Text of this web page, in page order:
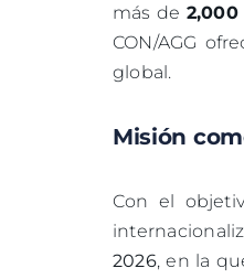
más de
CON/AGG
global.
Misión
Con el
2026, en la